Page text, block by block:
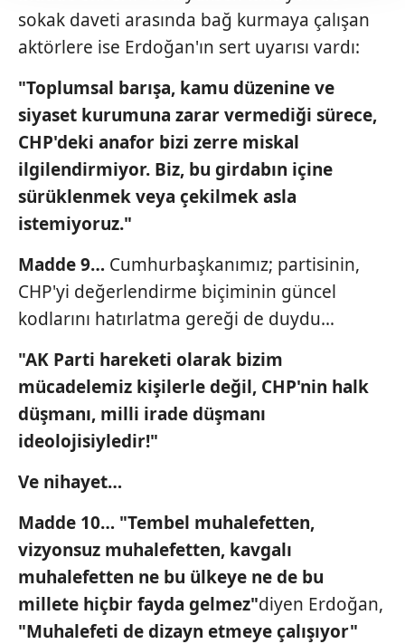
takdirde, kullanıcılara hedefli reklamlar
Sizlere daha iyi bir hizmet sunabilmek için İnternet
Sitemizde kendimize ve üçüncü kişilere ait çerezler
kullanılmaktadır. Bu çerezler vasıtasıyla çeşitli kişisel
verileriniz işlenmekte olup gerekli olan çerezler bilgi
toplumu hizmetlerinin sunulması amacıyla
kullanılmaktadır. Diğer çerezler, sitemizin daha işlevsel
kılınması ve kişiselleştirilmesi ve sizlere yönelik
reklam/pazarlama faaliyetlerinin yapılması, amaçlarıyla
Çerezlere ilişkin tercihlerinizi aşağıda yer alan panel
vasıtasıyla belirleyebilirsiniz. Çerezlere ilişkin detaylı bilgi
Metnimiziziyaret edebilirsiniz.
6698 sayılı Kişisel Verilerin Korunması Kanunu uyarınca
hazırlanmış Aydınlatma Metnimizi okumak ve sitemizde
ilgili mevzuata uygun olarak kullanılan çerezlerle ilgili bilgi
sokak daveti arasında bağ kurmaya çalışan
aktörlere ise Erdoğan'ın sert uyarısı vardı:
"Toplumsal barışa, kamu düzenineve
siyaset kurumuna zarar vermediği sürece,
CHP'deki anafor bizi zerre miskal
ilgilendirmiyor. Biz, bu girdabın içine
sürüklenmek veya çekilmek asla
istemiyoruz."
Madde 9… Cumhurbaşkanımız; partisinin,
CHP'yi değerlendirme biçiminin güncel
kodlarını hatırlatma gereği de duydu…
"AK Parti hareketi olarak bizim
mücadelemiz kişilerle değil, CHP'nin halk
düşmanı, milli irade düşmanı
ideolojisiyledir!"
Ve nihayet…
Madde 10… "Tembel muhalefetten,
vizyonsuz muhalefetten, kavgalı
muhalefetten ne bu ülkeye ne de bu
millete hiçbir fayda gelmez"diyen Erdoğan,
"Muhalefeti de dizayn etmeyeçalışıyor"